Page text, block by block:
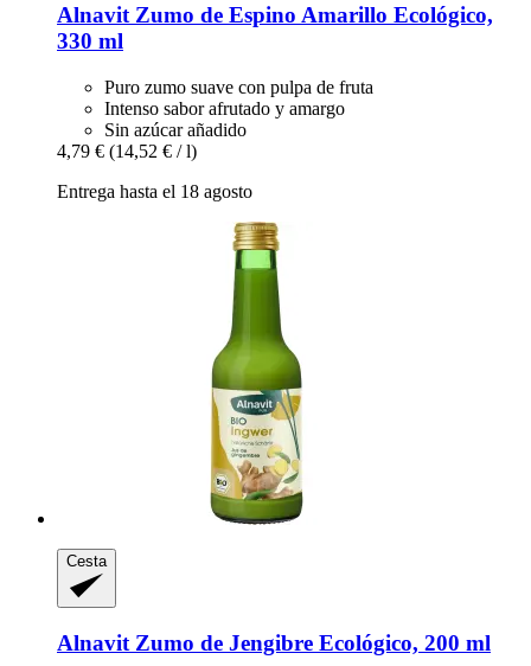
Alnavit Zumo de Espino Amarillo Ecológico,
330 ml
Puro zumo suave con pulpa de fruta
Intenso sabor afrutado y amargo
Sin azúcar añadido
4,79 € (14,52 € / l)
Entrega hasta el 18 agosto
Cesta
Alnavit Zumo de Jengibre Ecológico, 200 ml